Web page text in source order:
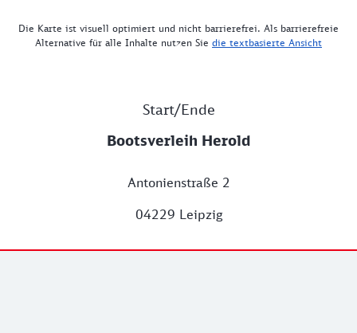
Die Karte ist visuell optimiert und nicht barrierefrei. Als barrierefreie
Alternative für alle Inhalte nutzen Sie die textbasierte Ansicht
Start/Ende
Bootsverleih Herold
Antonienstraße 2
04229 Leipzig